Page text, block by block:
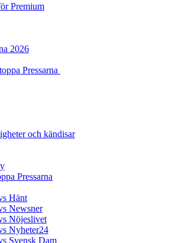
Premium
2026
Pressarna
och kändisar
Pressarna
Hänt
Newsner
Nöjeslivet
Nyheter24
Svensk Dam